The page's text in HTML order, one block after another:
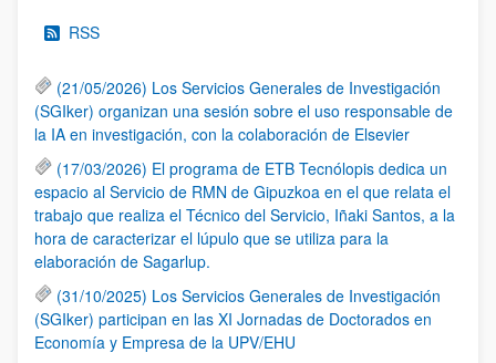
RSS
(21/05/2026) Los Servicios Generales de Investigación
(SGIker) organizan una sesión sobre el uso responsable de
la IA en investigación, con la colaboración de Elsevier
(17/03/2026) El programa de ETB Tecnólopis dedica un
espacio al Servicio de RMN de Gipuzkoa en el que relata el
trabajo que realiza el Técnico del Servicio, Iñaki Santos, a la
hora de caracterizar el lúpulo que se utiliza para la
elaboración de Sagarlup.
(31/10/2025) Los Servicios Generales de Investigación
(SGIker) participan en las XI Jornadas de Doctorados en
Economía y Empresa de la UPV/EHU